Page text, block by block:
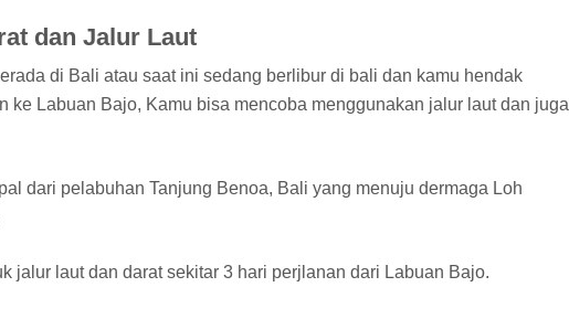
dan Jalur Laut
di Bali atau saat ini sedang berlibur di bali dan kamu hendak
ke Labuan Bajo, Kamu bisa mencoba menggunakan jalur laut dan juga
dari pelabuhan Tanjung Benoa, Bali yang menuju dermaga Loh
jalur laut dan darat sekitar 3 hari perjlanan dari Labuan Bajo.